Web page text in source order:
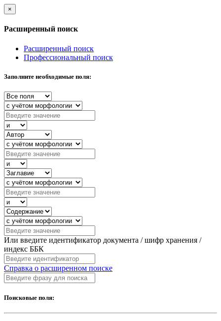
×
Расширенный поиск
Расширенный поиск
Профессиональный поиск
Заполните необходимые поля:
Или введите идентификатор документа / шифр хранения /
индекс ББК
Справка о расширенном поиске
Поисковые поля: